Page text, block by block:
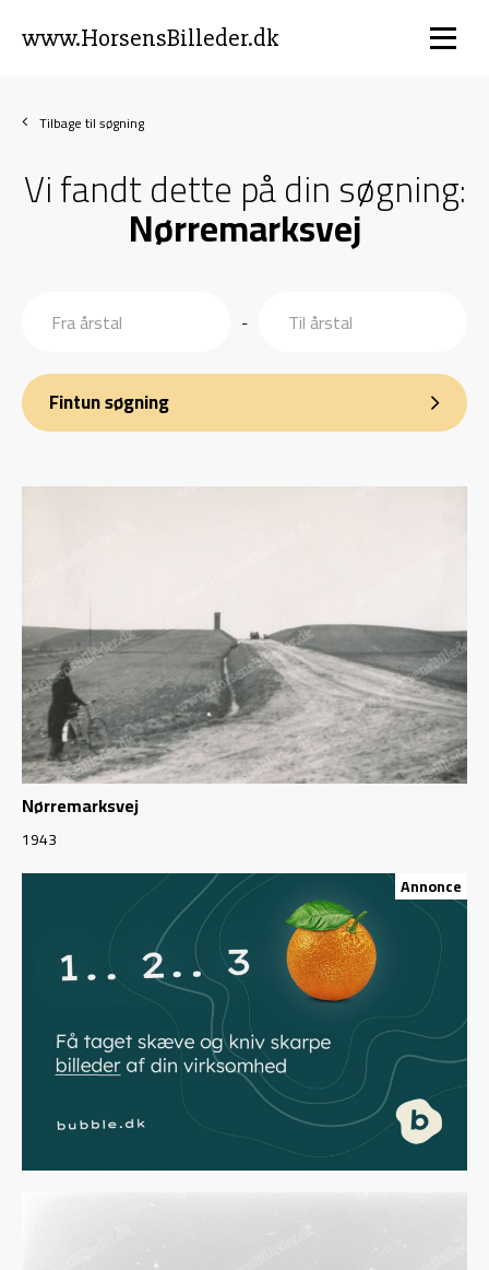
www.HorsensBilleder.dk
Tilbage til søgning
Vi fandt dette på din søgning:
Nørremarksvej
-
Fintun søgning
Nørremarksvej
1943
Annonce